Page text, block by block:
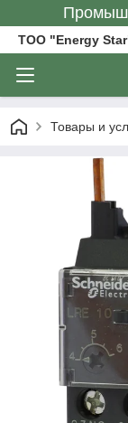
ТОО "Energy
Товары и